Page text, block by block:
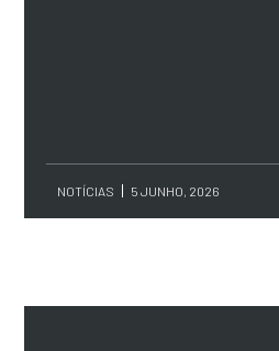
NOTÍCIAS 5 JUNHO, 2026